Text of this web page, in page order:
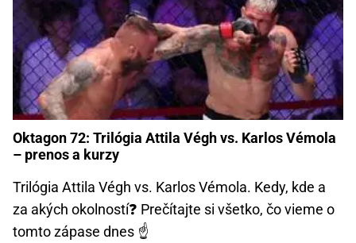
Oktagon 72: Trilógia Attila Végh vs. Karlos Vémola
– prenos a kurzy
Trilógia Attila Végh vs. Karlos Vémola. Kedy, kde a
za akých okolností❓ Prečítajte si všetko, čo vieme o
tomto zápase dnes ☝